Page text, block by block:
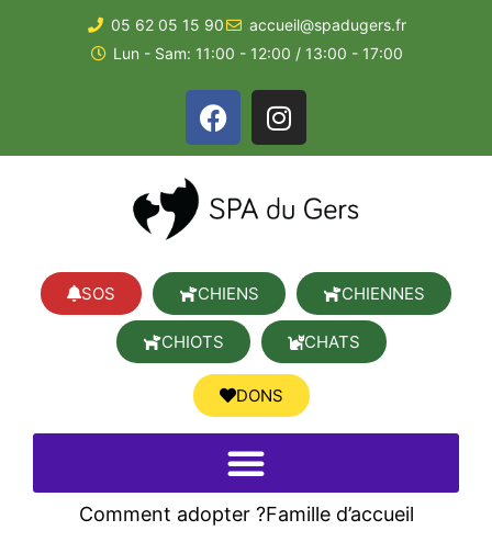
05 62 05 15 90
accueil@spadugers.fr
Lun - Sam: 11:00 - 12:00 / 13:00 - 17:00
SOS CHIENS CHIENNES
CHIOTS CHATS
DONS
Comment adopter ?Famille d’accueil